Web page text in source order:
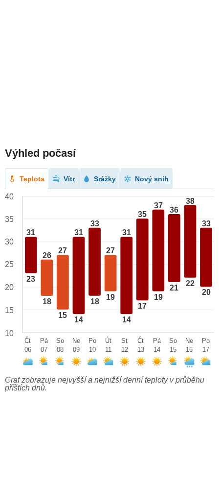
Výhled počasí
Teplota Vítr Srážky Nový sníh
31
23
26
18
27
15
31
14
33
18
27
19
31
14
35
17
37
19
36
21
38
22
33
20
40
35
30
25
20
15
10
Čt
06
Pá
07
So
08
Ne
09
Po
10
Út
11
St
12
Čt
13
Pá
14
So
15
Ne
16
Po
17
Graf zobrazuje nejvyšší a nejnižší denní teploty v průběhu
příštích dnů.